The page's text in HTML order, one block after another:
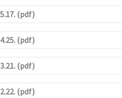
(pdf)
(pdf)
(pdf)
(pdf)